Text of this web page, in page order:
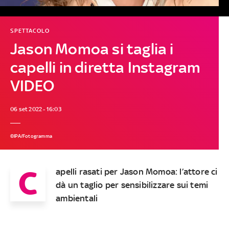
Jason Momoa si taglia i
capelli in diretta Instagram
VIDEO
SPETTACOLO
06 set 2022 - 16:03
©IPA/Fotogramma
C
apelli rasati per Jason Momoa: l’attore ci
dà un taglio per sensibilizzare sui temi
ambientali